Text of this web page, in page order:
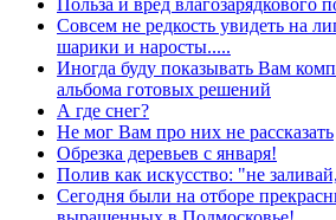
Польза и вред влагозарядкового
Совсем не редкость увидеть на
шарики и наросты.....
Иногда буду показывать Вам
альбома готовых решений
А где снег?
Не мог Вам про них не рассказать
Обрезка деревьев с января!
Полив как искусство: "не
Сегодня были на отборе